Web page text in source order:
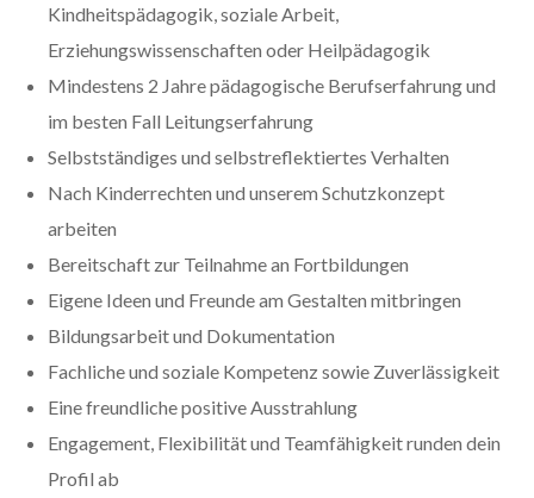
Kindheitspädagogik, soziale Arbeit,
Erziehungswissenschaften oder Heilpädagogik
Mindestens 2 Jahre pädagogische Berufserfahrung und
im besten Fall Leitungserfahrung
Selbstständiges und selbstreflektiertes Verhalten
Nach Kinderrechten und unserem Schutzkonzept
arbeiten
Bereitschaft zur Teilnahme an Fortbildungen
Eigene Ideen und Freunde am Gestalten mitbringen
Bildungsarbeit und Dokumentation
Fachliche und soziale Kompetenz sowie Zuverlässigkeit
Eine freundliche positive Ausstrahlung
Engagement, Flexibilität und Teamfähigkeit runden dein
Profil ab